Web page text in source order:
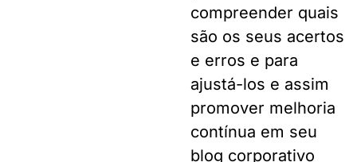
compreender quais
são os seus acertos
e erros e para
ajustá-los e assim
promover melhoria
contínua em seu
blog corporativo